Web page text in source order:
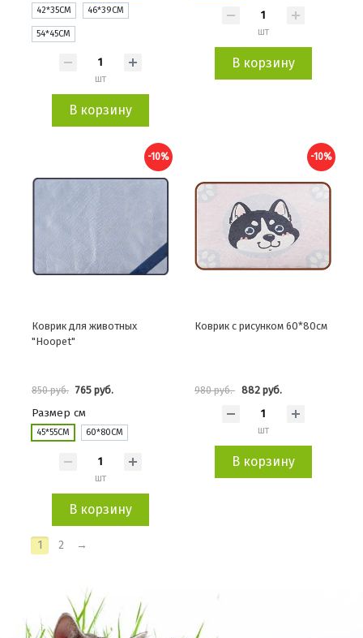
42*35СМ 46*39СМ
54*45СМ
шт
В корзину
шт
В корзину
-10%
Коврик для животных
"Hoopet"
850 руб. 765 руб.
Размер см
45*55СМ 60*80СМ
шт
В корзину
-10%
Коврик с рисунком 60*80см
980 руб. 882 руб.
шт
В корзину
1 2 →